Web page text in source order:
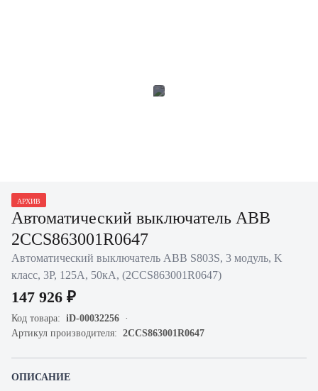
АРХИВ
Автоматический выключатель ABB
2CCS863001R0647
Автоматический выключатель ABB S803S, 3 модуль, K
класс, 3P, 125А, 50кА, (2CCS863001R0647)
147 926 ₽
Код товара: iD-00032256
Артикул производителя: 2CCS863001R0647
ОПИСАНИЕ